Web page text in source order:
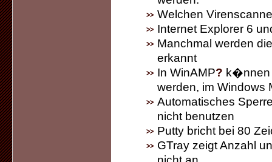
Welchen
Internet Explorer 6
Manchmal werden
erkannt
In WinAMP? k�nnen
werden, im Windows
Automatisches
nicht benutzen
Putty bricht bei 80
GTray zeigt Anzahl